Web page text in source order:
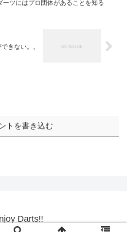
ーツにはプロ団体があることを知る
きない。。
トを書き込む
Darts!!